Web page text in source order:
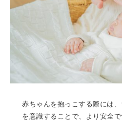
赤ちゃんを抱っこする際には
を意識することで、より安全